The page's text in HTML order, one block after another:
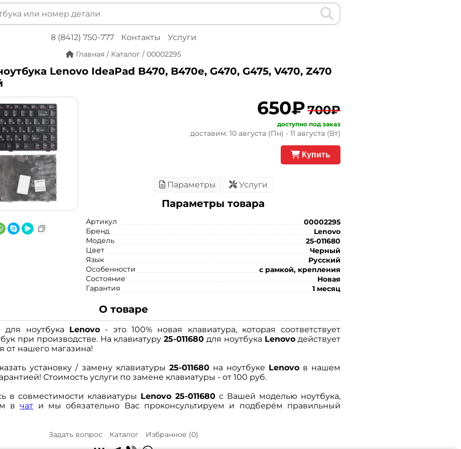
8 (8412) 750-777 Контакты Услуги
Главная / Каталог / 00002295
Lenovo IdeaPad B470, B470e, G470, G475, V470, Z470
650₽700₽
доступно под заказ
доставим: 10 августа (Пн) - 11 августа (Вт)
Купить
Параметры Услуги
Параметры товара
Артикул
00002295
Бренд
Lenovo
Модель
25-011680
Цвет
Черный
Язык
Русский
Особенности
с рамкой, крепления
Состояние
Новая
Гарантия
1 месяц
О товаре
для ноутбука Lenovo- это 100% новая клавиатура, которая соответствует
при производстве. На клавиатуру25-011680 для ноутбука Lenovo действует
от нашего магазина!
установку / замену клавиатуры 25-011680на ноутбуке Lenovoв нашем
Стоимость услуги по замене клавиатуры - от 100 руб.
в совместимости клавиатуры Lenovo 25-011680 с Вашей моделью ноутбука,
вчат и мы обязательно Вас проконсультируем и подберём правильный
Задать вопрос Каталог Избранное (0)